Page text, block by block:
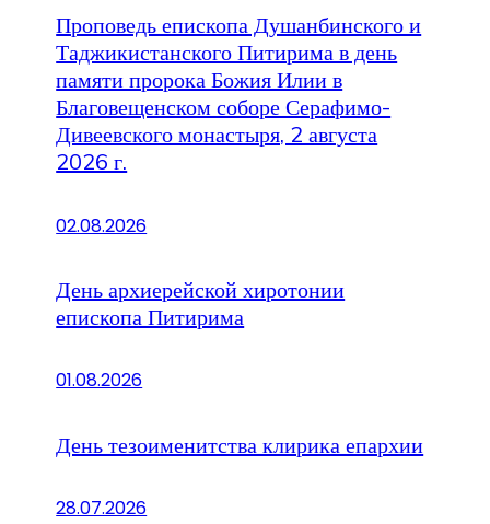
Проповедь епископа Душанбинского и
Таджикистанского Питирима в день
памяти пророка Божия Илии в
Благовещенском соборе Серафимо-
Дивеевского монастыря, 2 августа
2026 г.
02.08.2026
День архиерейской хиротонии
епископа Питирима
01.08.2026
День тезоименитства клирика епархии
28.07.2026